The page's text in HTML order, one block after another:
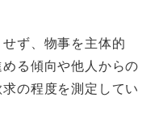
ず、物事を主体的
る傾向や他人からの
の程度を測定してい